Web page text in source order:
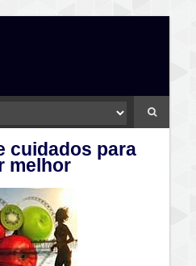
cuidados para
melhor